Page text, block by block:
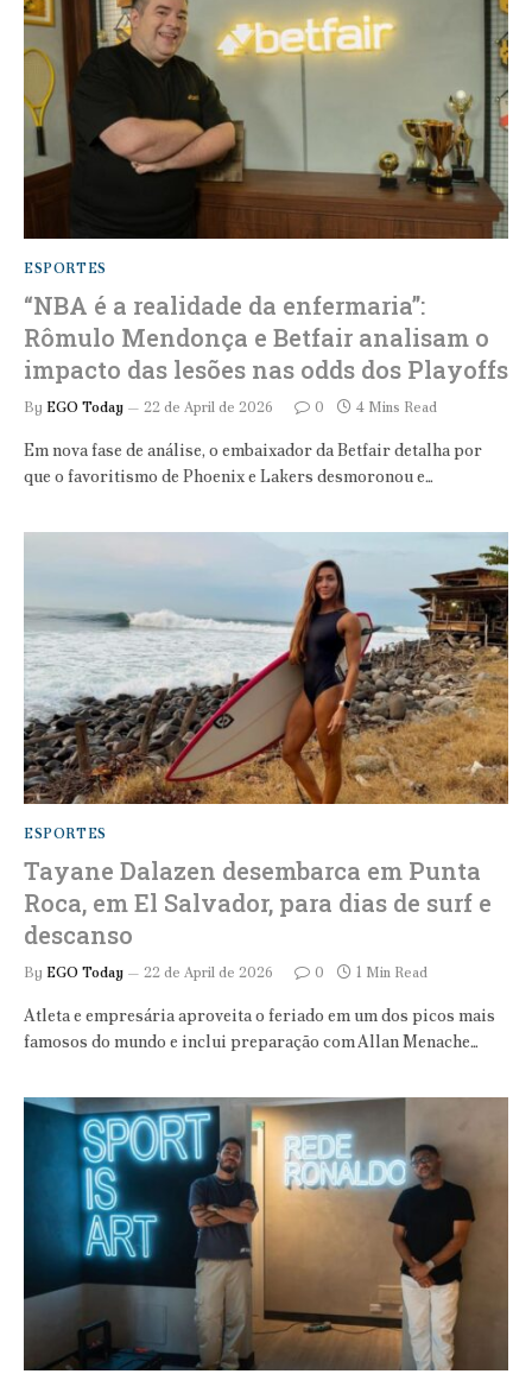
ESPORTES
“NBA é a realidade da enfermaria”:
Rômulo Mendonça e Betfair analisam o
impacto das lesões nas odds dos Playoffs
By EGO Today 22 de April de 2026 0 4 Mins Read
Em nova fase de análise, o embaixador da Betfair detalha por
que o favoritismo de Phoenix e Lakers desmoronou e…
ESPORTES
Tayane Dalazen desembarca em Punta
Roca, em El Salvador, para dias de surf e
descanso
By EGO Today 22 de April de 2026 0 1 Min Read
Atleta e empresária aproveita o feriado em um dos picos mais
famosos do mundo e inclui preparação com Allan Menache…